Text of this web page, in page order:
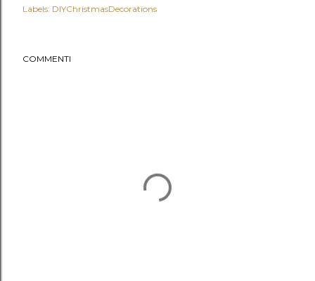
Labels: DIYChristmasDecorations
COMMENTI